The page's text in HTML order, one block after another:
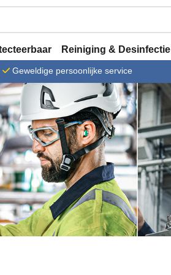
Reiniging & Desinfectie
Geweldige persoonlijke service